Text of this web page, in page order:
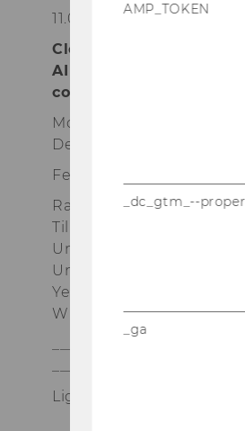
11.00 - 12:30
Closing
AI
countries
Moderated by Thérèse
Deputy Director | Higher
Featured Universities:
Ramon Llull University,
Tilburg University,
University College Cork,
University of Tartu,
Yeditepe University,
WU Vienna, Austria
Light Lunch
AMP_TOKEN
_dc_gtm_--
_ga